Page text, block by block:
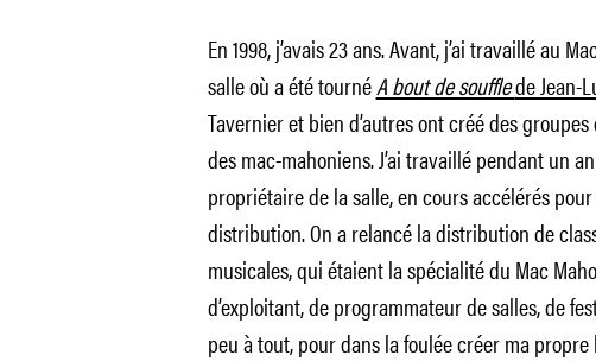
En 1998, j’avais 23 ans. Avant, j’ai travaillé au
salle où a été tournéA bout de soufflede Jean-
Tavernier et bien d’autres ont créé des
des mac-mahoniens. J’ai travaillé pendant un
propriétaire de la salle, en cours accélérés
distribution. On a relancé la distribution de
musicales, qui étaient la spécialité du Mac
d’exploitant, de programmateur de salles, de
peu à tout, pour dans la foulée créer ma